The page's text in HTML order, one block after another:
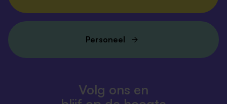
Personeel
Volg ons en